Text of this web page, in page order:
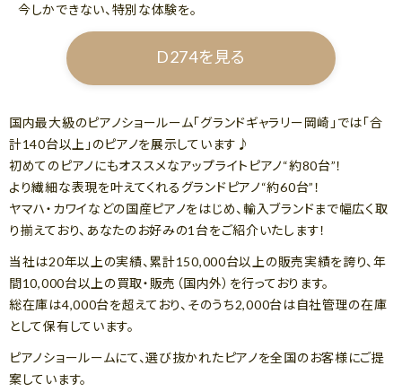
今しかできない、特別な体験を。
D274を見る
国内最大級のピアノショールーム「グランドギャラリー岡崎」では「合
計140台以上」のピアノを展示しています♪
初めてのピアノにもオススメなアップライトピアノ“約80台”！
より繊細な表現を叶えてくれるグランドピアノ“約60台”！
ヤマハ・カワイなどの国産ピアノをはじめ、輸入ブランドまで幅広く取
り揃えており、あなたのお好みの1台をご紹介いたします！
当社は20年以上の実績、累計150,000台以上の販売実績を誇り、年
間10,000台以上の買取・販売（国内外）を行っております。
総在庫は4,000台を超えており、そのうち2,000台は自社管理の在庫
として保有しています。
ピアノショールームにて、選び抜かれたピアノを全国のお客様にご提
案しています。